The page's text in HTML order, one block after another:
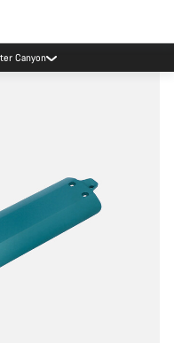
Canyon